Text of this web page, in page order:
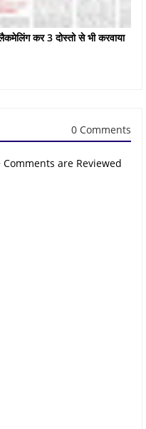
कर 3 दोस्तो से भी करवाया
0 Comments
are Reviewed